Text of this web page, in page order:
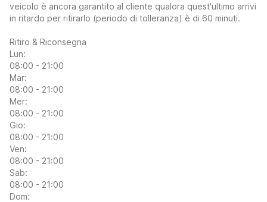
veicolo è ancora garantito al cliente qualora quest'ultimo arrivi
in ritardo per ritirarlo (periodo di tolleranza) è di 60 minuti.
Ritiro & Riconsegna
Lun:
08:00 - 21:00
Mar:
08:00 - 21:00
Mer:
08:00 - 21:00
Gio:
08:00 - 21:00
Ven:
08:00 - 21:00
Sab:
08:00 - 21:00
Dom: